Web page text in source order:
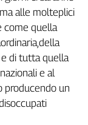
alle molteplici
come quella
e di tutta quella
e al
producendo un